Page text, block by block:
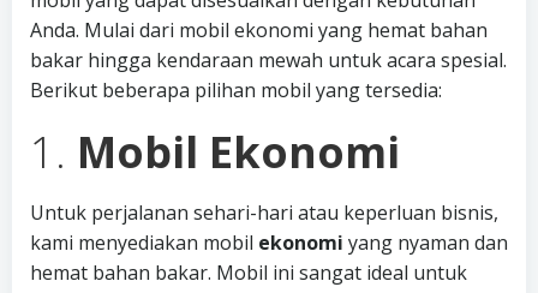
Anda. Mulai dari mobil ekonomi yang hemat bahan
bakar hingga kendaraan mewah untuk acara spesial.
Berikut beberapa pilihan mobil yang tersedia:
1. Mobil Ekonomi
Untuk perjalanan sehari-hari atau keperluan bisnis,
kami menyediakan mobil ekonomi yang nyaman dan
hemat bahan bakar. Mobil ini sangat ideal untuk